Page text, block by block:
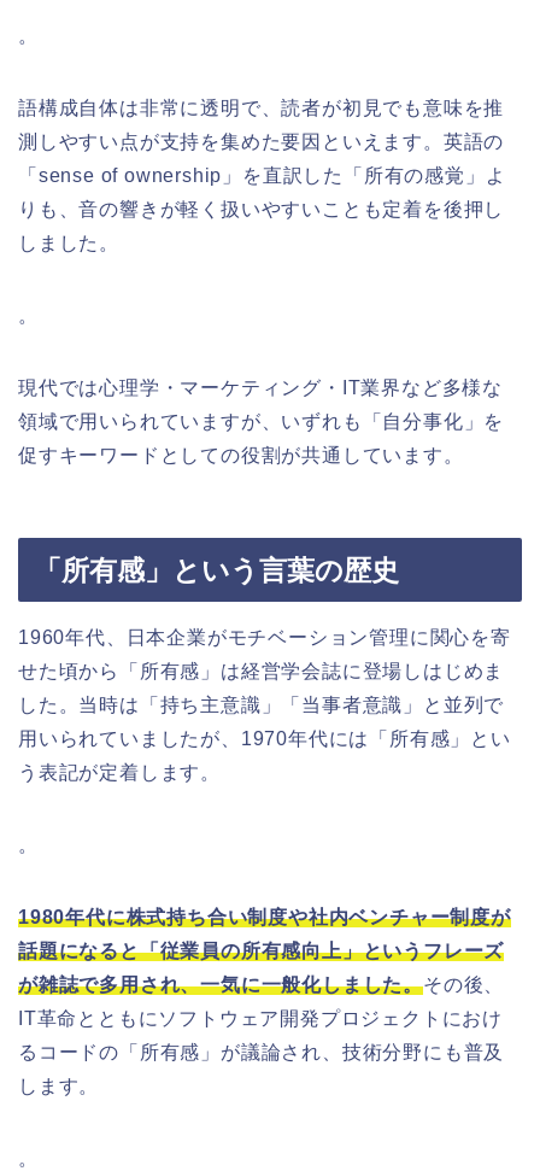
。
語構成自体は非常に透明で、読者が初見でも意味を推
測しやすい点が支持を集めた要因といえます。英語の
「sense of ownership」を直訳した「所有の感覚」よ
りも、音の響きが軽く扱いやすいことも定着を後押し
しました。
。
現代では心理学・マーケティング・IT業界など多様な
領域で用いられていますが、いずれも「自分事化」を
促すキーワードとしての役割が共通しています。
「所有感」という言葉の歴史
1960年代、日本企業がモチベーション管理に関心を寄
せた頃から「所有感」は経営学会誌に登場しはじめま
した。当時は「持ち主意識」「当事者意識」と並列で
用いられていましたが、1970年代には「所有感」とい
う表記が定着します。
。
1980年代に株式持ち合い制度や社内ベンチャー制度が
話題になると「従業員の所有感向上」というフレーズ
が雑誌で多用され、一気に一般化しました。その後、
IT革命とともにソフトウェア開発プロジェクトにおけ
るコードの「所有感」が議論され、技術分野にも普及
します。
。